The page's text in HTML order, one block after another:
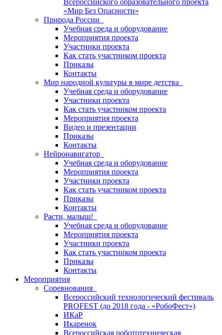
Всероссийского образовательного проекта
«Мир Без Опасности»
Природа России
Учебная среда и оборудование
Мероприятия проекта
Участники проекта
Как стать участником проекта
Приказы
Контакты
Мир народной культуры в мире детства
Учебная среда и оборудование
Участники проекта
Как стать участником проекта
Мероприятия проекта
Видео и презентации
Приказы
Контакты
Нейронавигатор
Учебная среда и оборудование
Мероприятия проекта
Участники проекта
Как стать участником проекта
Приказы
Контакты
Расти, малыш!
Учебная среда и оборудование
Мероприятия проекта
Участники проекта
Как стать участником проекта
Приказы
Контакты
Мероприятия
Соревнования
Всероссийский технологический фестиваль
PROFEST (до 2018 года - «РобоФест»)
ИКаР
Икаренок
Всероссийская робототехническая